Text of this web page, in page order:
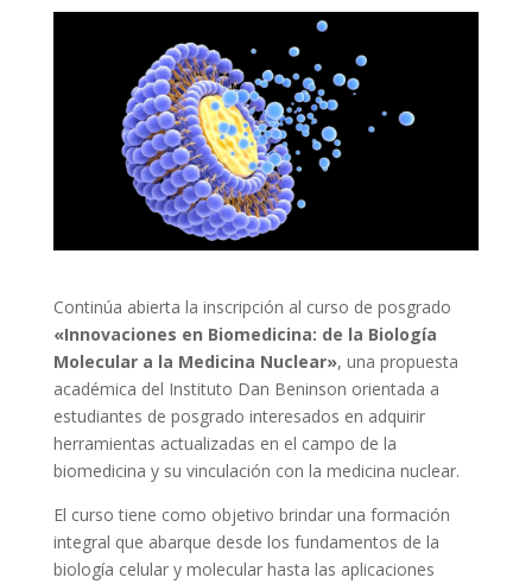
Continúa abierta la inscripción al curso de posgrado
«Innovaciones en Biomedicina: de la Biología
Molecular a la Medicina Nuclear», una propuesta
académica del Instituto Dan Beninson orientada a
estudiantes de posgrado interesados en adquirir
herramientas actualizadas en el campo de la
biomedicina y su vinculación con la medicina nuclear.
El curso tiene como objetivo brindar una formación
integral que abarque desde los fundamentos de la
biología celular y molecular hasta las aplicaciones